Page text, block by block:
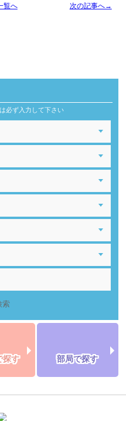
覧へ 次の記事へ→
必ず入力して下さい
探す 部局で探す